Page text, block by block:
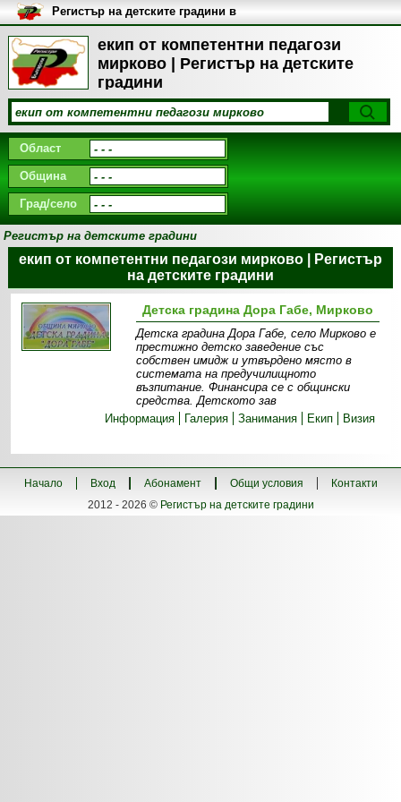
екип от компетентни педагози
мирково | Регистър на детските
градини
Регистър на детските градини в
България
Област
Община
Град/село
Регистър на детските градини
екип от компетентни педагози мирково | Регистър
на детските градини
Детска градина Дора Габе, Мирково
Детска градина Дора Габе, село Мирково е
престижно детско заведение със
собствен имидж и утвърдено място в
системата на предучилищното
възпитание. Финансира се с общински
средства. Детското зав
Информация
Галерия Занимания Екип Визия
Начало Вход Абонамент Общи условия
Контакти
2012 - 2026 © Регистър на детските градини